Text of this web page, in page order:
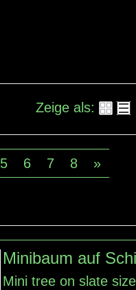
Zeige als:
5 6 7 8
»
Minibaum auf
Mini tree on slate size